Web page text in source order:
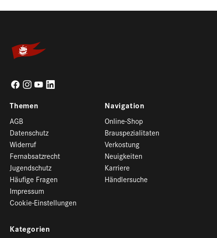
Themen
AGB
Datenschutz
Widerruf
Fernabsatzrecht
Jugendschutz
Häufige Fragen
Impressum
Cookie-Einstellungen
Navigation
Online-Shop
Brauspezialitaten
Verkostung
Neuigkeiten
Karriere
Händlersuche
Kategorien